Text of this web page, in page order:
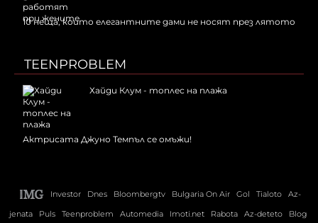
10 неща, които елегантните дами не носят през лятото
TEENPROBLEM
Хайди Клум - топлес на плажа
Актрисата Джуно Темпъл се омъжи!
Investor Dnes Bloombergtv Bulgaria On Air Gol Tialoto
Az-
jenata
Puls Teenproblem Automedia Imoti.net Rabota Az-deteto Blog